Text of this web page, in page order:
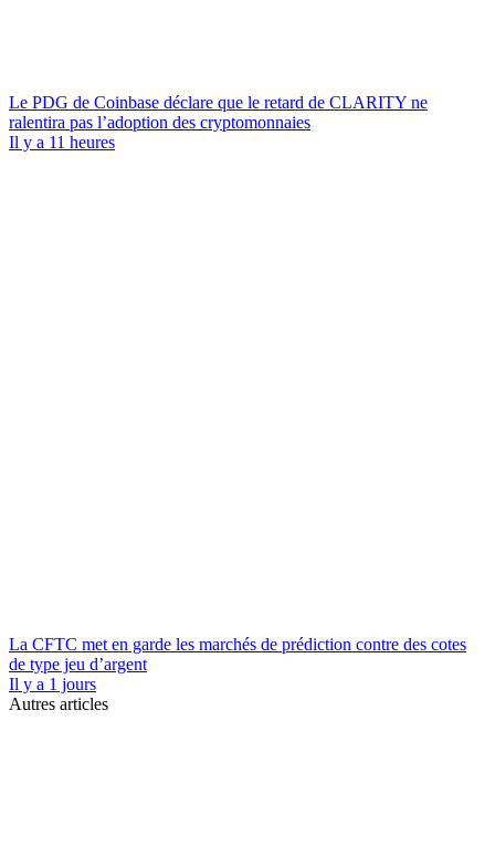
Le PDG de Coinbase déclare que le retard de CLARITY ne
ralentira pas l’adoption des cryptomonnaies
Il y a 11 heures
La CFTC met en garde les marchés de prédiction contre des cotes
de type jeu d’argent
Il y a 1 jours
Autres articles